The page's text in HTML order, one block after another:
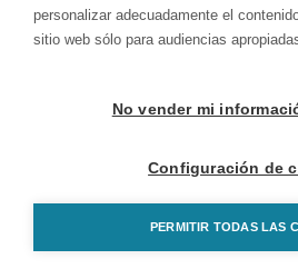
personalizar adecuadamente el
sitio web sólo para audiencias
No vender mi
Configuración de
PERMITIR TODAS LAS